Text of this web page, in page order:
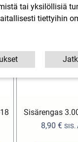
Sisärengas
8,90 € SIS.
tai yksilöllisiä
tiettyihin